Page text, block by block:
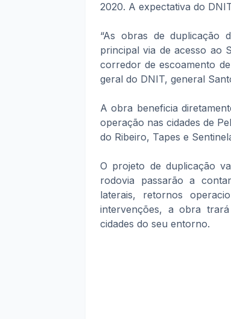
2020. A expectativa do
“As obras de duplicação
principal via de acesso ao
corredor de escoamento
geral do DNIT, general
A obra beneficia
operação nas cidades de
do Ribeiro, Tapes e
O projeto de duplicação
rodovia passarão a
laterais, retornos
intervenções, a obra
cidades do seu entorno.